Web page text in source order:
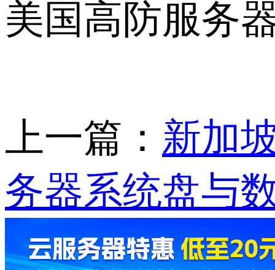
美国高防服务
上一篇： 新加
务器系统盘与